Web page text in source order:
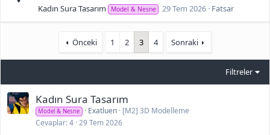
Kadın Sura Tasarım
Model & Nesne 29 Tem 2026 Fatsar
Önceki 1 2 3 4 Sonraki
Filtreler
Kadın Sura Tasarım
Model & Nesne Exatluen
[M2] 3D Modelleme
Cevaplar 4 29 Tem 2026